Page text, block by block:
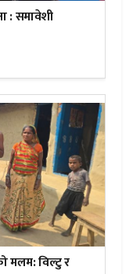
: समावेशी
मलम: विल्टु र